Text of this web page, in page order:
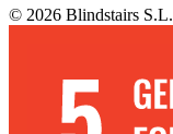
© 2026 Blindstairs S.L.